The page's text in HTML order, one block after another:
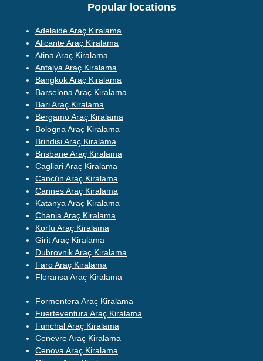
Popular locations
Adelaide Araç Kiralama
Alicante Araç Kiralama
Atina Araç Kiralama
Antalya Araç Kiralama
Bangkok Araç Kiralama
Barselona Araç Kiralama
Bari Araç Kiralama
Bergamo Araç Kiralama
Bologna Araç Kiralama
Brindisi Araç Kiralama
Brisbane Araç Kiralama
Cagliari Araç Kiralama
Cancún Araç Kiralama
Cannes Araç Kiralama
Katanya Araç Kiralama
Chania Araç Kiralama
Korfu Araç Kiralama
Girit Araç Kiralama
Dubrovnik Araç Kiralama
Faro Araç Kiralama
Floransa Araç Kiralama
Formentera Araç Kiralama
Fuerteventura Araç Kiralama
Funchal Araç Kiralama
Cenevre Araç Kiralama
Cenova Araç Kiralama